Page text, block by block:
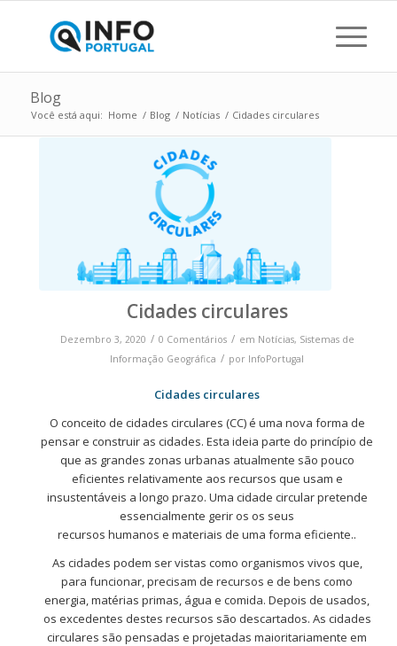
Blog
Você está aqui: Home / Blog / Notícias / Cidades circulares
Cidades circulares
Dezembro 3, 2020 / 0 Comentários / em Notícias, Sistemas de
Informação Geográfica / por InfoPortugal
Cidades circulares
O conceito de cidades circulares (CC) é uma nova forma de
pensar e construir as cidades. Esta ideia parte do princípio de
que as grandes zonas urbanas atualmente são pouco
eficientes relativamente aos recursos que usam e
insustentáveis a longo prazo. Uma cidade circular pretende
essencialmente gerir os os seus
recursos humanos e materiais de uma forma eficiente..
As cidades podem ser vistas como organismos vivos que,
para funcionar, precisam de recursos e de bens como
energia, matérias primas, água e comida. Depois de usados,
os excedentes destes recursos são descartados. As cidades
circulares são pensadas e projetadas maioritariamente em